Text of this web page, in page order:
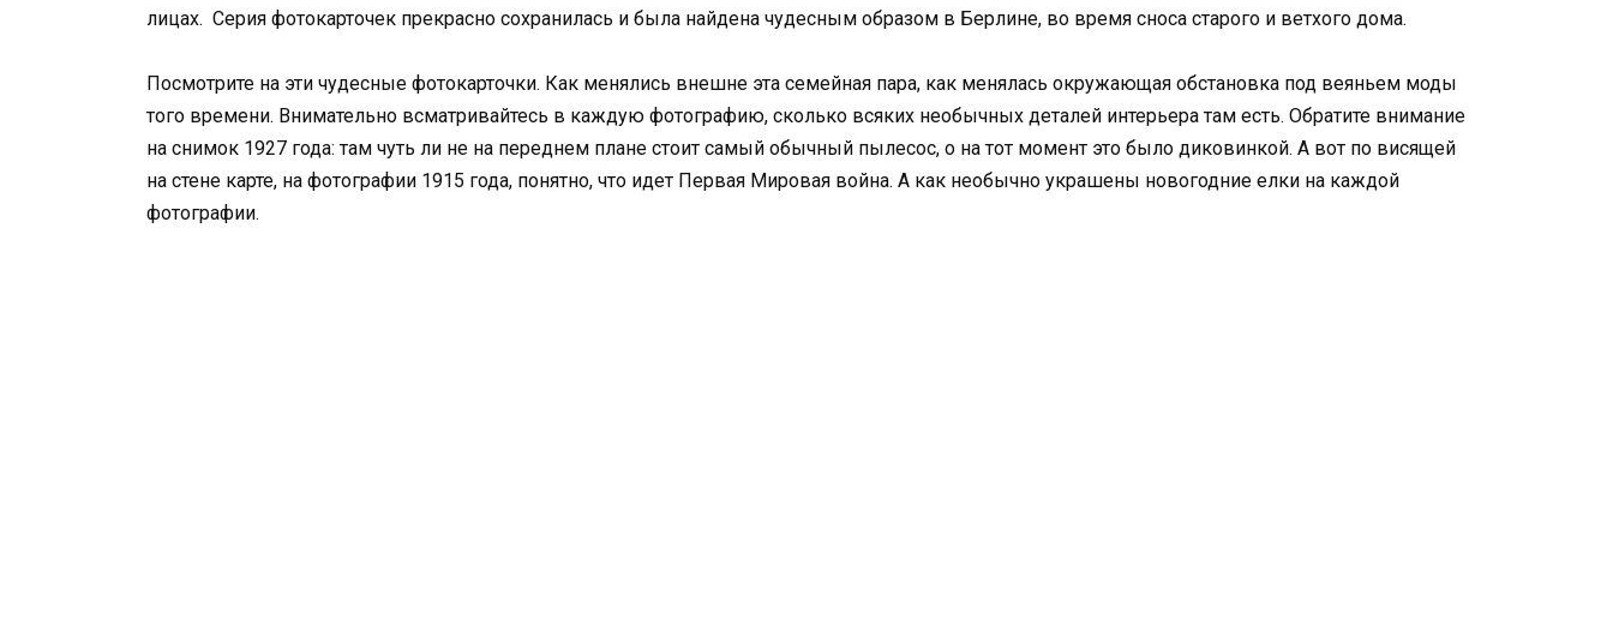
лицах. Серия фотокарточек прекрасно сохранилась и была найдена чудесным образом в Берлине, во время сноса старого и ветхого дома.
Посмотрите на эти чудесные фотокарточки. Как менялись внешне эта семейная пара, как менялась окружающая обстановка под веяньем моды
того времени. Внимательно всматривайтесь в каждую фотографию, сколько всяких необычных деталей интерьера там есть. Обратите внимание
на снимок 1927 года: там чуть ли не на переднем плане стоит самый обычный пылесос, о на тот момент это было диковинкой. А вот по висящей
на стене карте, на фотографии 1915 года, понятно, что идет Первая Мировая война. А как необычно украшены новогодние елки на каждой
фотографии.